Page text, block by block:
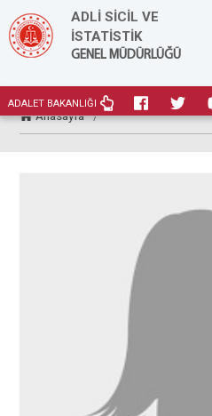
ADLİ SİCİL VE
İSTATİSTİK
GENEL MÜDÜRLÜĞÜ
ADALET BAKANLIĞI
Anasayfa /